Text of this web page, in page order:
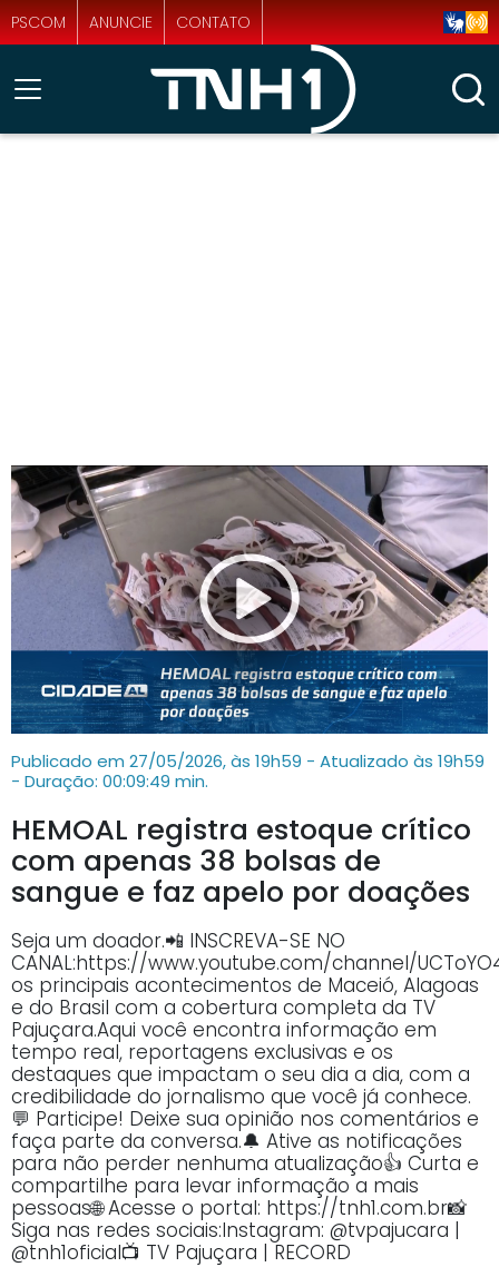
PSCOM ANUNCIE CONTATO
Publicado em 27/05/2026, às 19h59 - Atualizado às 19h59
- Duração: 00:09:49 min.
HEMOAL registra estoque crítico
com apenas 38 bolsas de
sangue e faz apelo por doações
Seja um doador.📲 INSCREVA-SE NO
CANAL:https://www.youtube.com/channel/
os principais acontecimentos de Maceió, Alagoas
e do Brasil com a cobertura completa da TV
Pajuçara.Aqui você encontra informação em
tempo real, reportagens exclusivas e os
destaques que impactam o seu dia a dia, com a
credibilidade do jornalismo que você já conhece.
💬 Participe! Deixe sua opinião nos comentários e
faça parte da conversa.🔔 Ative as notificações
para não perder nenhuma atualização👍 Curta e
compartilhe para levar informação a mais
pessoas🌐 Acesse o portal: https://tnh1.com.br📸
Siga nas redes sociais:Instagram: @tvpajucara |
@tnh1oficial📺 TV Pajuçara | RECORD